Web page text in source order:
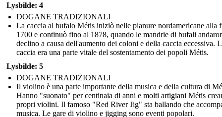
Lysbilde: 4
DOGANE TRADIZIONALI
La caccia al bufalo Métis iniziò nelle pianure nordamericane alla
1700 e continuò fino al 1878, quando le mandrie di bufali
declino a causa dell'aumento dei coloni e della caccia eccessiva.
caccia era una parte vitale del sostentamento dei popoli Métis.
Lysbilde: 5
DOGANE TRADIZIONALI
Il violino è una parte importante della musica e della cultura di
Hanno "suonato" per centinaia di anni e molti artigiani Métis
propri violini. Il famoso "Red River Jig" sta ballando che
musica. Le gare di violino e jigging sono eventi popolari.